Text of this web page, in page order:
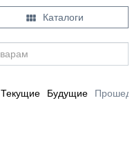
 Каталоги
Текущие Будущие